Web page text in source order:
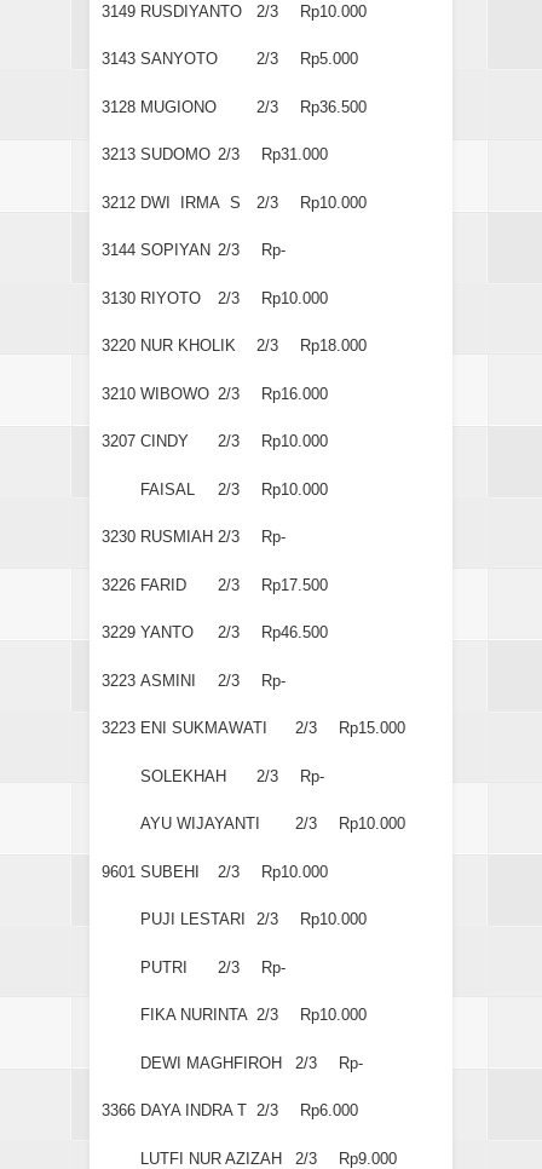
3149 RUSDIYANTO 2/3 Rp10.000
3143 SANYOTO 2/3 Rp5.000
3128 MUGIONO 2/3 Rp36.500
3213 SUDOMO 2/3 Rp31.000
3212 DWI IRMA S 2/3 Rp10.000
3144 SOPIYAN 2/3 Rp-
3130 RIYOTO 2/3 Rp10.000
3220 NUR KHOLIK 2/3 Rp18.000
3210 WIBOWO 2/3 Rp16.000
3207 CINDY 2/3 Rp10.000
FAISAL 2/3 Rp10.000
3230 RUSMIAH 2/3 Rp-
3226 FARID 2/3 Rp17.500
3229 YANTO 2/3 Rp46.500
3223 ASMINI 2/3 Rp-
3223 ENI SUKMAWATI 2/3 Rp15.000
SOLEKHAH 2/3 Rp-
AYU WIJAYANTI 2/3 Rp10.000
9601 SUBEHI 2/3 Rp10.000
PUJI LESTARI 2/3 Rp10.000
PUTRI 2/3 Rp-
FIKA NURINTA 2/3 Rp10.000
DEWI MAGHFIROH 2/3 Rp-
3366 DAYA INDRA T 2/3 Rp6.000
LUTFI NUR AZIZAH 2/3 Rp9.000